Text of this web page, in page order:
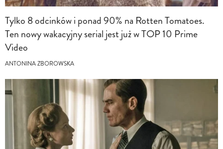
Tylko 8 odcinków i ponad 90% na Rotten Tomatoes.
Ten nowy wakacyjny serial jest już w TOP 10 Prime
Video
ANTONINA ZBOROWSKA